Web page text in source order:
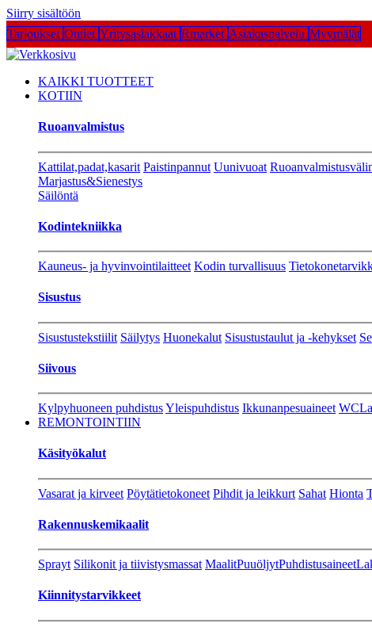
Siirry sisältöön
Tarjoukset Outlet Yritysasiakkaat Rmarket Asiakaspalvelu Myymälät
KAIKKI TUOTTEET
KOTIIN
Ruoanvalmistus
Kattilat,padat,kasarit Paistinpannut Uunivuoat
Marjastus&Sienestys
Säilöntä
Kodintekniikka
Kauneus- ja hyvinvointilaitteet Kodin turvallisuus
Sisustus
Sisustustekstiilit Säilytys Huonekalut Sisustustaulut ja -kehykset
Siivous
Kylpyhuoneen puhdistusYleispuhdistus Ikkunanpesuaineet WC
REMONTOINTIIN
Käsityökalut
Vasarat ja kirveet Pöytätietokoneet Pihdit ja leikkurt Sahat Hionta
Rakennuskemikaalit
Sprayt Silikonit ja tiivistysmassat MaalitPuuöljytPuhdistusaineet
Kiinnitystarvikkeet